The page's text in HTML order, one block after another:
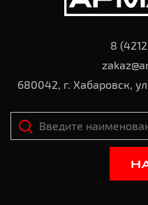
8
680042, г. Хабаровск,